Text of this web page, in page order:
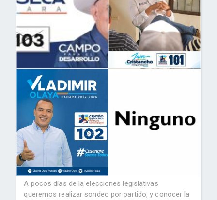
A pocos días de la elecciones legislativas
queremos realizar sondeo por partido, y conocer la